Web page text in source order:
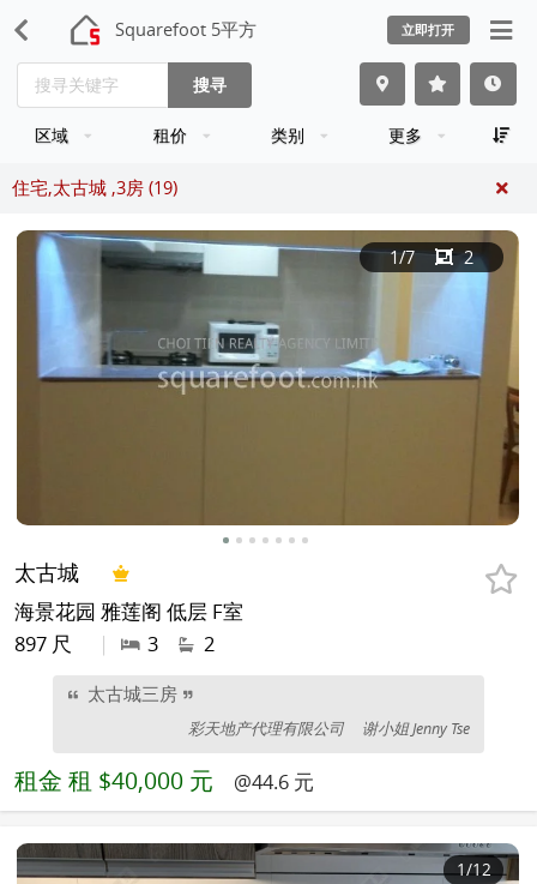
Squarefoot 5平方 立即打开
搜寻
区域 租价 类别 更多
住宅,太古城 ,3房 (19)
1/7 2
太古城
海景花园 雅莲阁 低层 F室
897 尺
| 3 2
太古城三房
彩天地产代理有限公司 谢小姐 Jenny Tse
租金 租 $40,000 元 @44.6 元
1/12